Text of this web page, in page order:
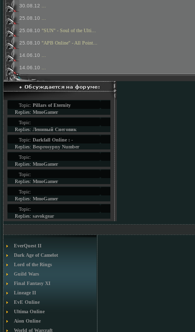
30.08.12
25.08.10
25.08.10 "SUN" - Soul of the Ulti...
25.08.10 "APB Online" - All Point...
14.06.10
14.06.10
Topic: Pillars of Eternity
Replies: MmoGamer
Topic:
Replies: Ленивый Снеговик
Topic: Darkfall Online : -
Replies: Besprosypny Number
Topic:
Replies: MmoGamer
Topic:
Replies: MmoGamer
Topic:
Replies: MmoGamer
Topic:
Replies: savokgear
EverQuest II
Dark Age of Camelot
Lord of the Rings
Guild Wars
Final Fantasy XI
Lineage II
EvE Online
Ultima Online
Aion Online
World of Warcraft